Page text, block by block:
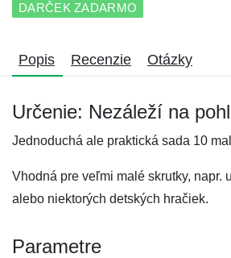
DARČEK ZADARMO
Popis Recenzie Otázky
Určenie: Nezáleží na
Jednoduchá ale praktická sada 10
Vhodná pre veľmi malé skrutky, napr.
alebo niektorých detských hračiek.
Parametre